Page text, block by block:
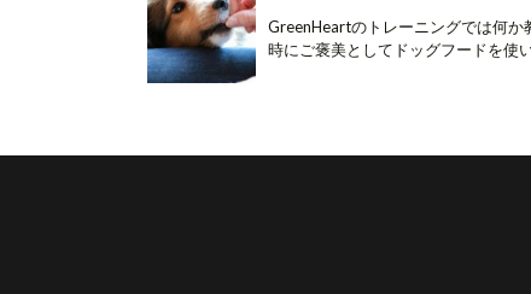
GreenHeartのトレーニングでは何
時にご褒美としてドッグフードを使